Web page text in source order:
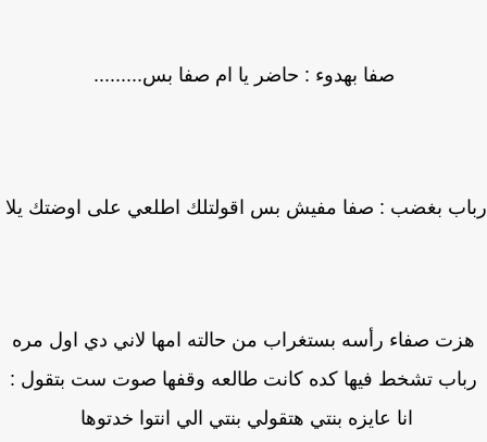
صفا بهدوء : حاضر يا ام صفا بس.........
بغضب : صفا مفيش بس اقولتلك اطلعي على اوضتك يلا
صفاء رأسه بستغراب من حالته امها لاني دي اول مره
تشخط فيها كده كانت طالعه وقفها صوت ست بتقول :
انا عايزه بنتي هتقولي بنتي الي انتوا خدتوها